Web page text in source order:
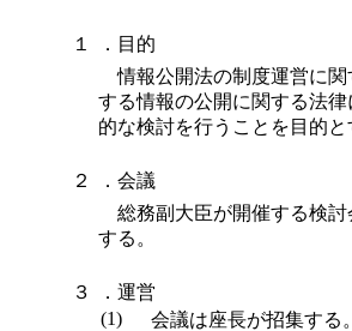
１
．目的
情報公開法の制度運営に関
する情報の公開に関する法
的な検討を行うことを目的と
２
．会議
総務副大臣が開催する検討
する。
３
．運営
(1)
会議は座長が招集する。